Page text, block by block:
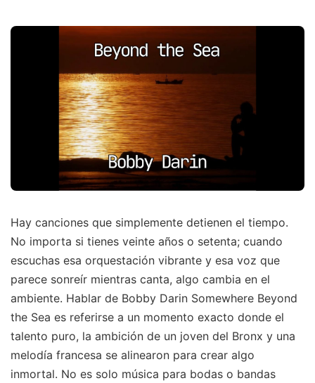
Hay canciones que simplemente detienen el tiempo.
No importa si tienes veinte años o setenta; cuando
escuchas esa orquestación vibrante y esa voz que
parece sonreír mientras canta, algo cambia en el
ambiente. Hablar de Bobby Darin Somewhere Beyond
the Sea es referirse a un momento exacto donde el
talento puro, la ambición de un joven del Bronx y una
melodía francesa se alinearon para crear algo
inmortal. No es solo música para bodas o bandas